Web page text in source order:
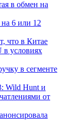
в обмен на
6 или 12
что в Китае
в условиях
в сегменте
Wild Hunt и
от